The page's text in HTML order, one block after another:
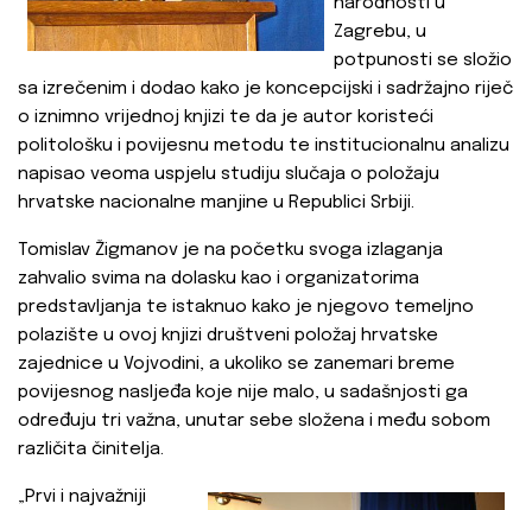
narodnosti u
Zagrebu, u
potpunosti se složio
sa izrečenim i dodao kako je koncepcijski i sadržajno riječ
o iznimno vrijednoj knjizi te da je autor koristeći
politološku i povijesnu metodu te institucionalnu analizu
napisao veoma uspjelu studiju slučaja o položaju
hrvatske nacionalne manjine u Republici Srbiji.
Tomislav Žigmanov je na početku svoga izlaganja
zahvalio svima na dolasku kao i organizatorima
predstavljanja te istaknuo kako je njegovo temeljno
polazište u ovoj knjizi društveni položaj hrvatske
zajednice u Vojvodini, a ukoliko se zanemari breme
povijesnog nasljeđa koje nije malo, u sadašnjosti ga
određuju tri važna, unutar sebe složena i među sobom
različita činitelja.
„Prvi i najvažniji